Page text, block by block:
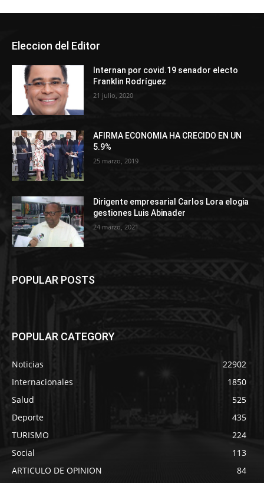
Eleccion del Editor
Internan por covid.19 senador electo
Franklin Rodríguez
21 julio, 2020
AFIRMA ECONOMIA HA CRECIDO EN UN
5.9%
25 marzo, 2019
Dirigente empresarial Carlos Lora elogia
gestiones Luis Abinader
24 marzo, 2021
POPULAR POSTS
POPULAR CATEGORY
Noticias
22902
Internacionales
1850
Salud
525
Deporte
435
TURISMO
224
Social
113
ARTICULO DE OPINION
84